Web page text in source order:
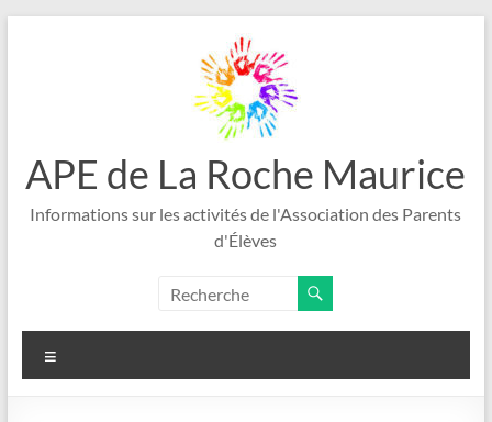
APE de La Roche Maurice
Informations sur les activités de l'Association des Parents
d'Élèves